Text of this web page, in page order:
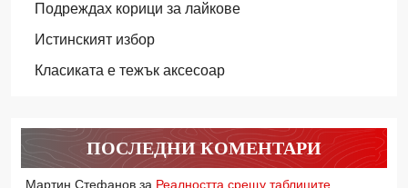
Подреждах корици за лайкове
Истинският избор
Класиката е тежък аксесоар
ПОСЛЕДНИ КОМЕНТАРИ
Мартин Стефанов за Реалността срещу таблиците